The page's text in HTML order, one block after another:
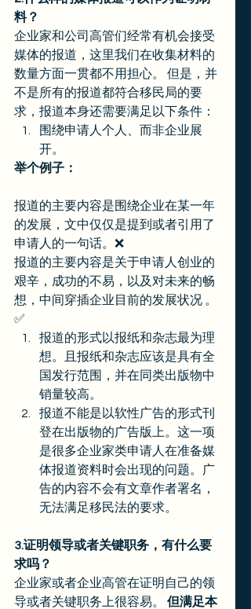
料？
企业家和公司高管们经常有机会接受
媒体的报道，这里我们在收集材料的
数量方面一贯都不用担心。 但是，并
不是所有的报道都符合移民局的要
求，报道本身还需要满足以下条件：
围绕申请人个人、而非企业展
开。
举个例子：
报道的主要内容是围绕企业在某一年
的发展，文中仅仅是提到或者引用了
申请人的一句话。❌
报道的主要内容是关于申请人创业的
艰辛，成功的不易，以及对未来的畅
想，中间穿插企业目前的发展状况 。
✅
报道的形式以报纸和杂志最为理
想。且报纸和杂志应该是具有全
国发行范围，并在同类出版物中
销量较高。
报道不能是以软性广告的形式刊
登在出版物的广告版上。这一项
是很多企业家类申请人在准备媒
体报道资料时会出现的问题。广
告的内容不会有文章作者署名，
无法满足移民法的要求。
3.证明领导或者关键职务，有什么要
求吗？
企业家或者企业高管在证明自己的领
导或者关键职务上很容易。 但满足本